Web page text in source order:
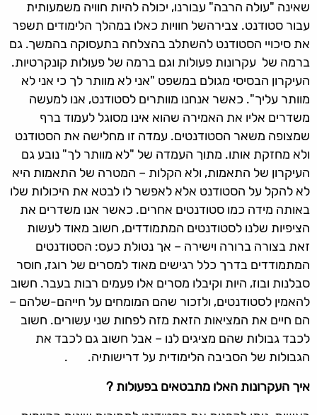
שאינה "עולה הרבה" עבורנו, יכולה להיות חוויה משמעותית
עבור סטודנט. צבירהשל חוויות כאלו במהלך הלימודים תשפר
את סיכויי הסטודנט להשתלב בהצלחה בתעסוקה בהמשך. גם
ברמה של עקרונות פעולות וגם ברמה של פעולות קונקרטיות.
העיקרון הבסיסי מגולם במשפט "אני לא מוותר לך כי אני לא
מוותר עליך". כאשר אנחנו מוותרים לסטודנט, אנו למעשה
משדרים אליו את האמירה שהוא אינו מסוגל לעמוד ברף
שמצופה משאר הסטודנטים. עמדה זו מחלישה את הסטודנט
ולא מחזקת אותו. מתוך העמדה של "לא מוותר לך" נובע גם
העיקרון של התאמות, ולא הקלות – המטרה של התאמות היא
לא להקל על הסטודנט אלא לאפשר לו לבטא את היכולות שלו
באותה מידה כמו סטודנטים אחרים. כאשר אנו משדרים את
הציפיות שלנו לסטודנטים המתמודדים, חשוב מאוד לעשות
זאת בצורה ברורה וישירה – אך נטולת כעס: הסטודנטים
המתמודדים בדרך כלל רגישים מאוד למסרים של רוגז, חוסר
סבלנות ובוז, היות וקיבלו מסרים אלו פעמים רבות בעבר. חשוב
להאמין לסטודנטים, ולזכור שהם המומחים על חייהם-שלהם –
הם חיים את המציאות הזאת מזה לפחות שני עשורים. חשוב
לכבד גבולות שהם מציגים לנו – אבל חשוב גם לכבד את
הגבולות של הסביבה הלימודית על דרישותיה. .
איך העקרונות האלו מתבטאים בפעולות ?